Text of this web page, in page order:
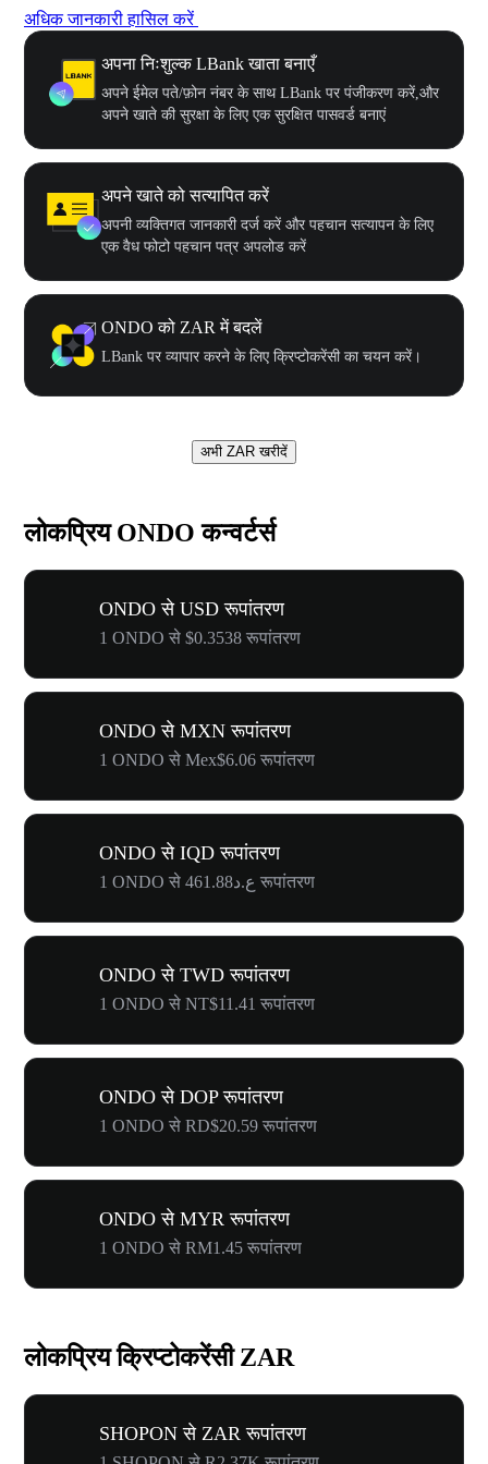
अधिक जानकारी हासिल करें
अपना निःशुल्क LBank खाता बनाएँ
अपने ईमेल पते/फ़ोन नंबर के साथ LBank पर पंजीकरण करें,और
अपने खाते की सुरक्षा के लिए एक सुरक्षित पासवर्ड बनाएं
अपने खाते को सत्यापित करें
अपनी व्यक्तिगत जानकारी दर्ज करें और पहचान सत्यापन के लिए
एक वैध फोटो पहचान पत्र अपलोड करें
ONDO को ZAR में बदलें
LBank पर व्यापार करने के लिए क्रिप्टोकरेंसी का चयन करें।
अभी ZAR खरीदें
लोकप्रिय ONDO कन्वर्टर्स
ONDO से USD रूपांतरण
1 ONDO से $0.3538 रूपांतरण
ONDO से MXN रूपांतरण
1 ONDO से Mex$6.06 रूपांतरण
ONDO से IQD रूपांतरण
1 ONDO से ع.د461.88 रूपांतरण
ONDO से TWD रूपांतरण
1 ONDO से NT$11.41 रूपांतरण
ONDO से DOP रूपांतरण
1 ONDO से RD$20.59 रूपांतरण
ONDO से MYR रूपांतरण
1 ONDO से RM1.45 रूपांतरण
लोकप्रिय क्रिप्टोकरेंसी ZAR
SHOPON से ZAR रूपांतरण